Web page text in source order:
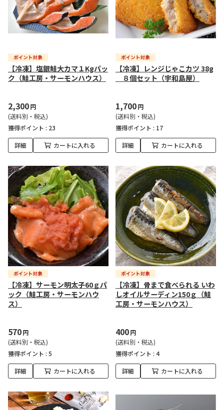
【冷凍】塩銀鮭大カマ１Kgパッ
ク（鮭工房・サーモンハウス）
2,300円
(送料別・税込)
獲得ポイント : 23
詳細 カートに入れる
【冷凍】レンジじゃこカツ 38g
８個セット（宇和島屋）
1,700円
(送料別・税込)
獲得ポイント : 17
詳細 カートに入れる
【冷凍】サーモン明太子60ｇパ
ック（鮭工房・サーモンハウ
ス）
570円
(送料別・税込)
獲得ポイント : 5
詳細 カートに入れる
【冷凍】骨まで食べられる いわ
しオイルサーディン150ｇ（鮭
工房・サーモンハウス）
400円
(送料別・税込)
獲得ポイント : 4
詳細 カートに入れる